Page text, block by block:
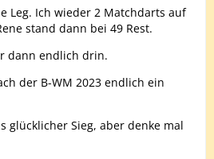
Leg. Ich wieder 2 Matchdarts auf
stand dann bei 49 Rest.
dann endlich drin.
der B-WM 2023 endlich ein
glücklicher Sieg, aber denke mal